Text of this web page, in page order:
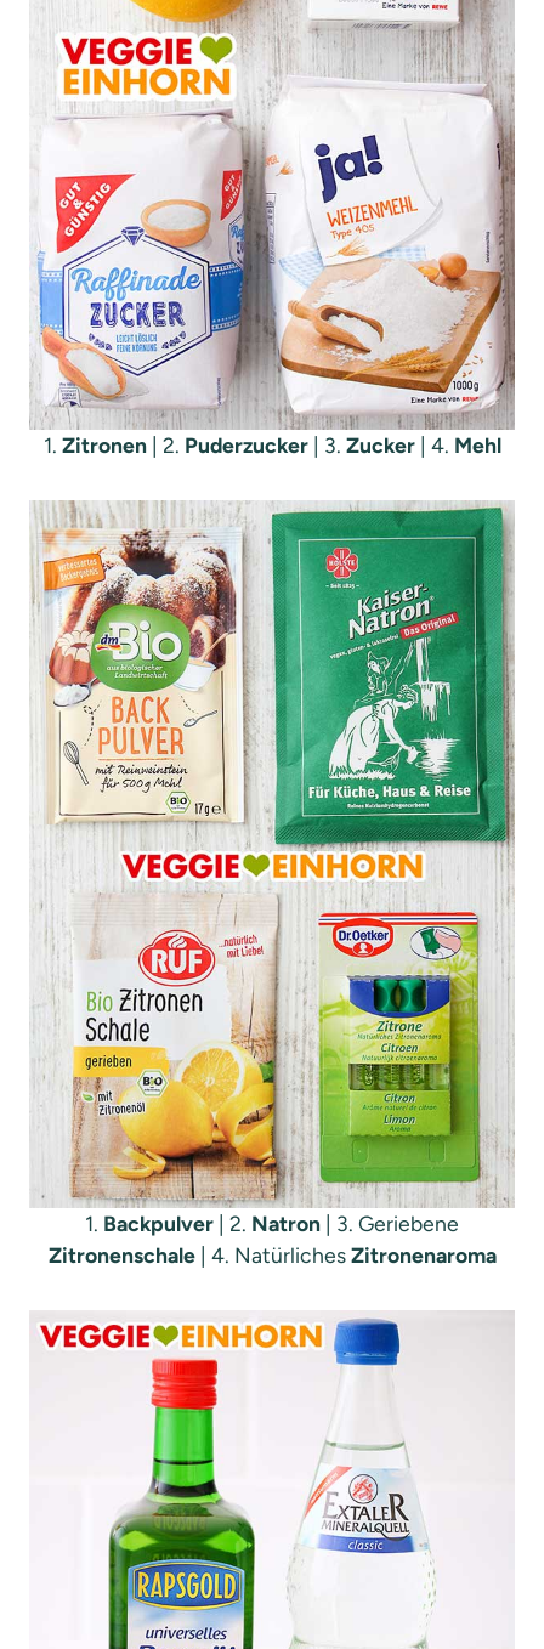
1. Zitronen| 2. Puderzucker| 3. Zucker| 4. Mehl
1. Backpulver | 2. Natron | 3. Geriebene
Zitronenschale| 4. NatürlichesZitronenaroma